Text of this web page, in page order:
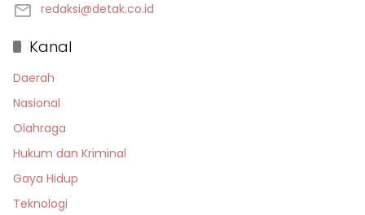
redaksi@detak.co.id
Kanal
Daerah
Nasional
Olahraga
Hukum dan Kriminal
Gaya Hidup
Teknologi